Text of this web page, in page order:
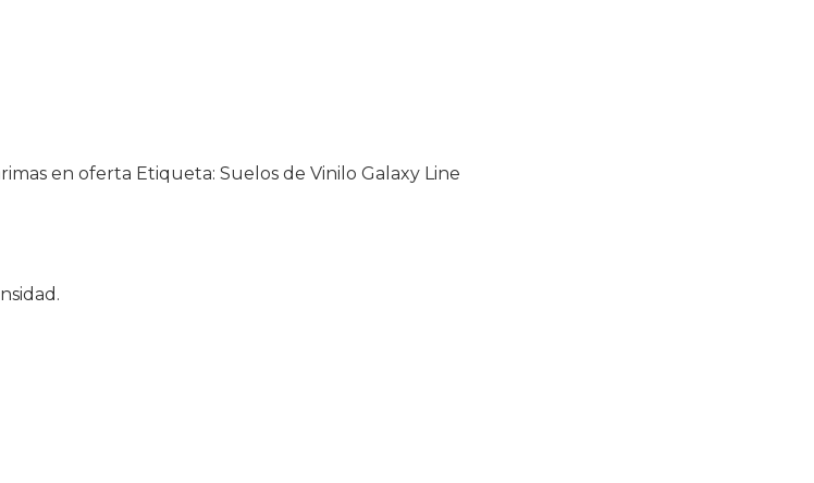
en oferta Etiqueta: Suelos de Vinilo Galaxy Line